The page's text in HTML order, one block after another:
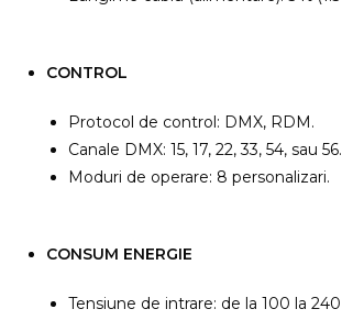
CONTROL
Protocol de control: DMX, RDM.
Canale DMX: 15, 17, 22, 33, 54, sau 56.
Moduri de operare: 8 personalizari.
CONSUM ENERGIE
Tensiune de intrare: de la 100 la